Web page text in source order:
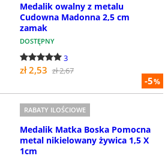
-5%
Medalik owalny z metalu
Cudowna Madonna 2,5 cm
zamak
DOSTĘPNY
3
zł 2,53 zł 2,67
RABATY ILOŚCIOWE
Medalik Matka Boska Pomocna
metal nikielowany żywica 1,5 X
1cm